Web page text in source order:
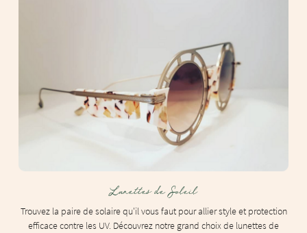
Lunettes de Soleil
Trouvez la paire de solaire qu'il vous faut pour allier style et protection
efficace contre les UV. Découvrez notre grand choix de lunettes de